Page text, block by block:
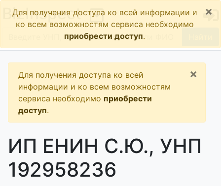
BizInspect
Для получения доступа ко всей информации и
ко всем возможностям сервиса необходимо
приобрести доступ.
×
Для получения доступа ко всей
информации и ко всем возможностям
сервиса необходимо приобрести
доступ.
×
ИП ЕНИН С.Ю., УНП
192958236